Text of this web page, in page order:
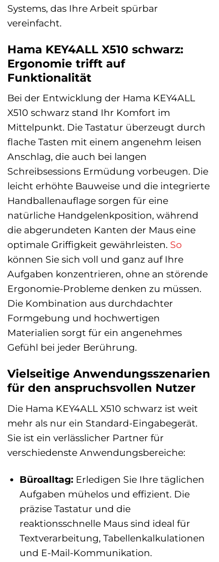
Systems, das Ihre Arbeit spürbar
vereinfacht.
Hama KEY4ALL X510 schwarz:
Ergonomie trifft auf
Funktionalität
Bei der Entwicklung der Hama KEY4ALL
X510 schwarz stand Ihr Komfort im
Mittelpunkt. Die Tastatur überzeugt durch
flache Tasten mit einem angenehm leisen
Anschlag, die auch bei langen
Schreibsessions Ermüdung vorbeugen. Die
leicht erhöhte Bauweise und die integrierte
Handballenauflage sorgen für eine
natürliche Handgelenkposition, während
die abgerundeten Kanten der Maus eine
optimale Griffigkeit gewährleisten. So
können Sie sich voll und ganz auf Ihre
Aufgaben konzentrieren, ohne an störende
Ergonomie-Probleme denken zu müssen.
Die Kombination aus durchdachter
Formgebung und hochwertigen
Materialien sorgt für ein angenehmes
Gefühl bei jeder Berührung.
Vielseitige Anwendungsszenarien
für den anspruchsvollen Nutzer
Die Hama KEY4ALL X510 schwarz ist weit
mehr als nur ein Standard-Eingabegerät.
Sie ist ein verlässlicher Partner für
verschiedenste Anwendungsbereiche:
Büroalltag:Erledigen Sie Ihre täglichen
Aufgaben mühelos und effizient. Die
präzise Tastatur und die
reaktionsschnelle Maus sind ideal für
Textverarbeitung, Tabellenkalkulationen
und E-Mail-Kommunikation.